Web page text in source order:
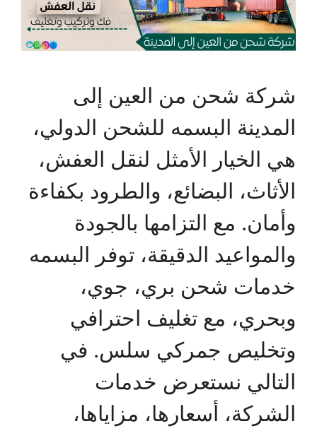
شركة شحن من العين إلى
المدينة البسمه للشحن الدولي،
هي الخيار الأمثل لنقل العفش،
الأثاث، البضائع، والطرود بكفاءة
وأمان. مع التزامها بالجودة
والمواعيد الدقيقة، توفر البسمه
خدمات شحن بري، جوي،
وبحري، مع تغليف احترافي
وتخليص جمركي سلس. في
التالي نستعرض خدمات
الشركة، أسعارها، مزاياها،